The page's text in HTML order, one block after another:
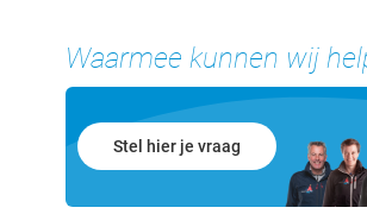
Success
Vacatures
Waterland
Waarmee kunnen wij
Stel hier je vraag